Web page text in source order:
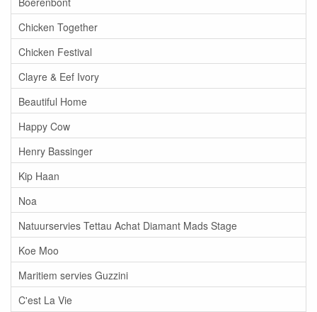
Chicken Together
Chicken Festival
Clayre & Eef Ivory
Beautiful Home
Happy Cow
Henry Bassinger
Kip Haan
Noa
Natuurservies Tettau Achat Diamant Mads Stage
Koe Moo
Maritiem servies Guzzini
C'est La Vie